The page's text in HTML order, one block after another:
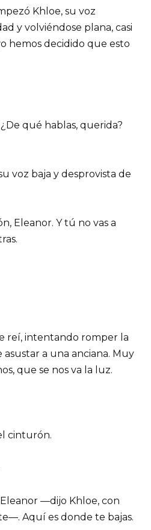
Khloe, su voz
y volviéndose plana, casi
hemos decidido que esto
qué hablas, querida?
voz baja y desprovista de
Eleanor. Y tú no vas a
reí, intentando romper la
a una anciana. Muy
que se nos va la luz.
cinturón.
—dijo Khloe, con
Aquí es donde te bajas.